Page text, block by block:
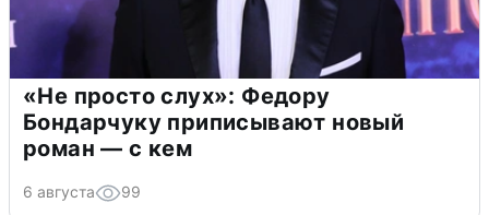
«Не просто слух»: Федору
Бондарчуку приписывают новый
роман — с кем
6 августа 99